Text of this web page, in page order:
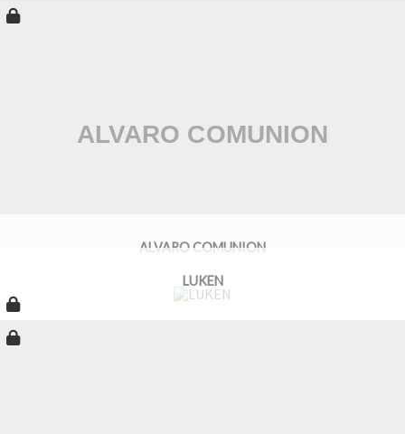
ALVARO COMUNION
LUKEN